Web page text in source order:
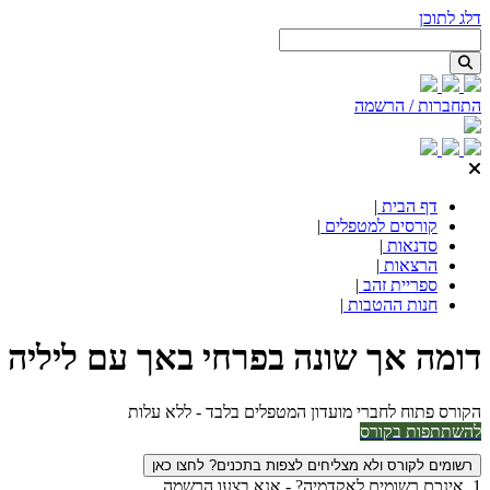
דלג לתוכן
התחברות / הרשמה
דף הבית |
קורסים למטפלים |
סדנאות |
הרצאות |
ספריית זהב |
חנות ההטבות |
דומה אך שונה בפרחי באך עם ליליה
הקורס פתוח לחברי מועדון המטפלים בלבד - ללא עלות
להשתתפות בקורס
רשומים לקורס ולא מצליחים לצפות בתכנים? לחצו כאן